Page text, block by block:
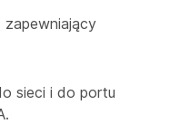
zapewniający
sieci i do portu